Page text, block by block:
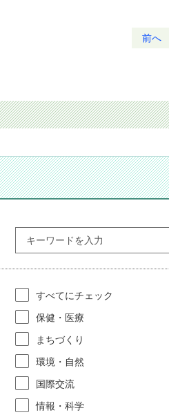
前へ
すべてにチェック
保健・医療
まちづくり
環境・自然
国際交流
情報・科学